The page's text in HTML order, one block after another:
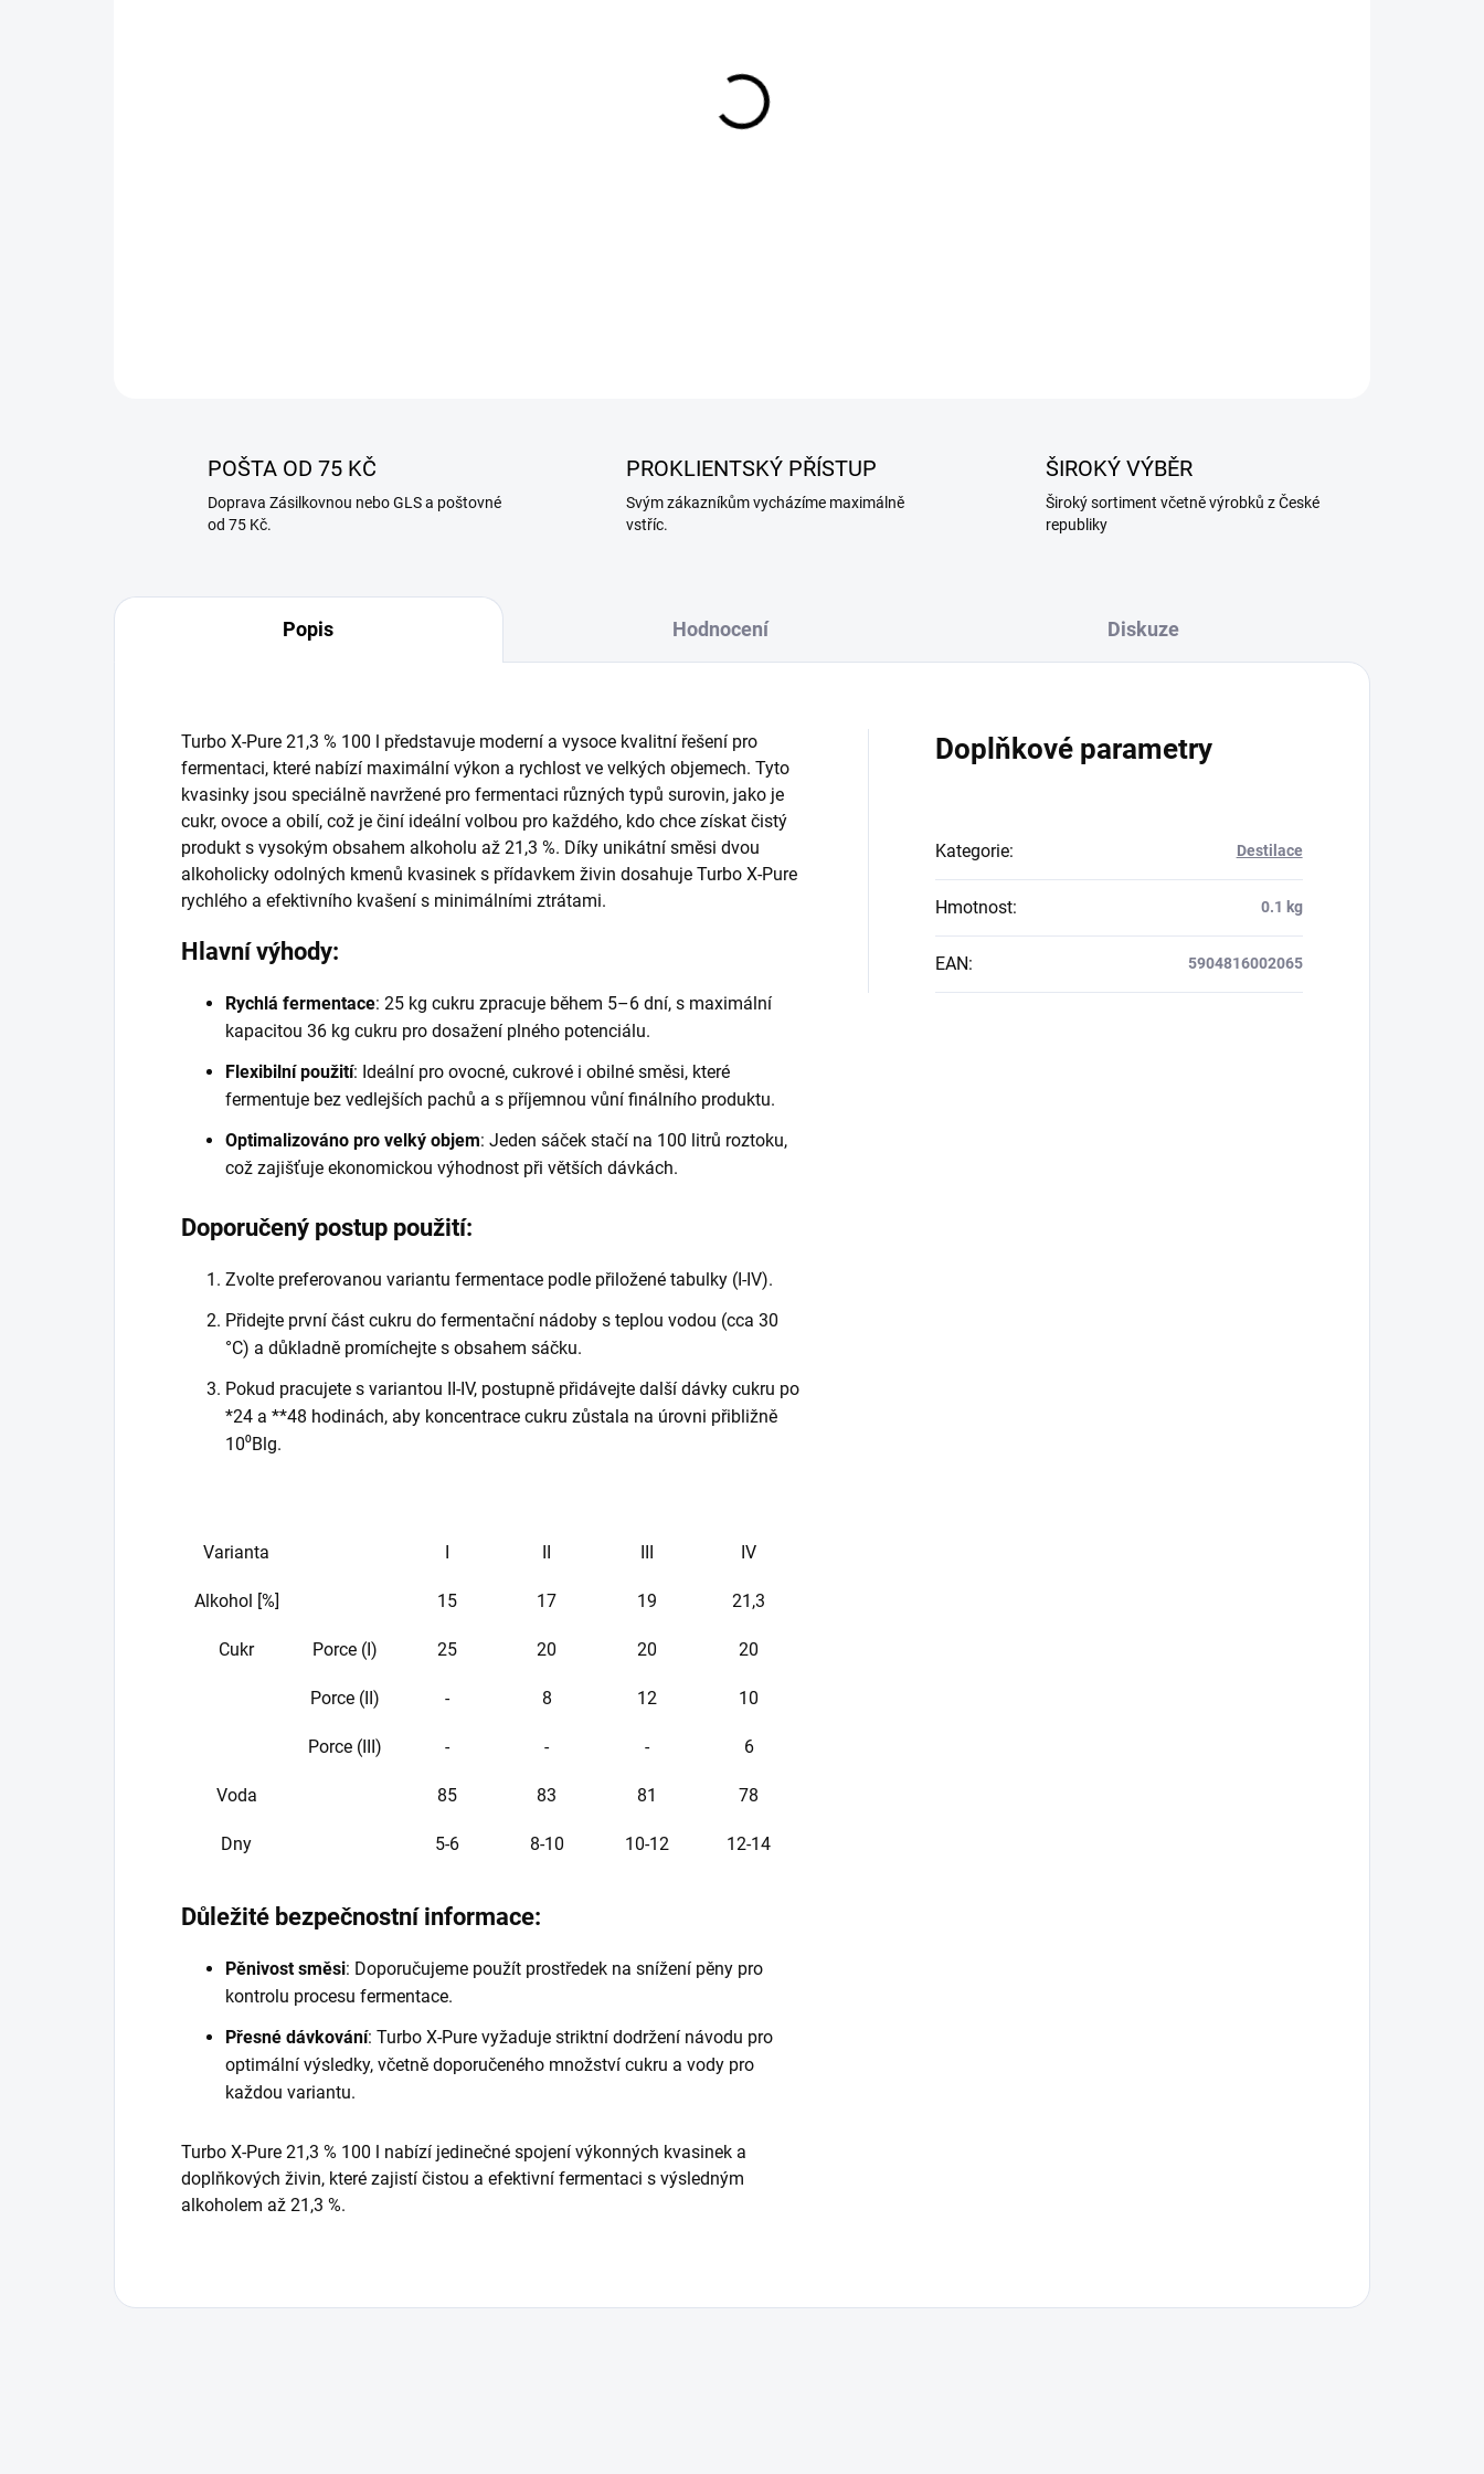
Turbo X-Pure 21,3 % je špičková směs kvasinek pro efektivní fermentaci až
POŠTA OD 75 KČ
Doprava Zásilkovnou nebo GLS a poštovné
od 75 Kč.
PROKLIENTSKÝ PŘÍSTUP
Svým zákazníkům vycházíme maximálně
vstříc.
ŠIROKÝ VÝBĚR
Široký sortiment včetně výrobků z České
republiky
Popis Hodnocení Diskuze
Turbo X-Pure 21,3 % 100 l představuje moderní a vysoce kvalitní řešení pro
fermentaci, které nabízí maximální výkon a rychlost ve velkých objemech. Tyto
kvasinky jsou speciálně navržené pro fermentaci různých typů surovin, jako je
cukr, ovoce a obilí, což je činí ideální volbou pro každého, kdo chce získat čistý
produkt s vysokým obsahem alkoholu až 21,3 %. Díky unikátní směsi dvou
alkoholicky odolných kmenů kvasinek s přídavkem živin dosahuje Turbo X-Pure
rychlého a efektivního kvašení s minimálními ztrátami.
Hlavní výhody:
Rychlá fermentace: 25 kg cukru zpracuje během 5–6 dní, s maximální
kapacitou 36 kg cukru pro dosažení plného potenciálu.
Flexibilní použití: Ideální pro ovocné, cukrové i obilné směsi, které
fermentuje bez vedlejších pachů a s příjemnou vůní finálního produktu.
Optimalizováno pro velký objem: Jeden sáček stačí na 100 litrů roztoku,
což zajišťuje ekonomickou výhodnost při větších dávkách.
Doporučený postup použití:
Zvolte preferovanou variantu fermentace podle přiložené tabulky (I-IV).
Přidejte první část cukru do fermentační nádoby s teplou vodou (cca 30
°C) a důkladně promíchejte s obsahem sáčku.
Pokud pracujete s variantou II-IV, postupně přidávejte další dávky cukru po
*24 a **48 hodinách, aby koncentrace cukru zůstala na úrovni přibližně
10⁰Blg.
Varianta IV
Alkohol [%] 15 17 19 21,3
Cukr Porce (I) 25 20 20 20
Porce (II) - 8 12 10
Porce (III) - - - 6
Voda 85 83 81 78
Dny 5-6 8-10 10-12 12-14
Důležité bezpečnostní informace:
Pěnivost směsi: Doporučujeme použít prostředek na snížení pěny pro
kontrolu procesu fermentace.
Přesné dávkování: Turbo X-Pure vyžaduje striktní dodržení návodu pro
optimální výsledky, včetně doporučeného množství cukru a vody pro
každou variantu.
Turbo X-Pure 21,3 % 100 l nabízí jedinečné spojení výkonných kvasinek a
doplňkových živin, které zajistí čistou a efektivní fermentaci s výsledným
alkoholem až 21,3 %.
Doplňkové parametry
Kategorie: Destilace
Hmotnost: 0.1 kg
EAN: 5904816002065